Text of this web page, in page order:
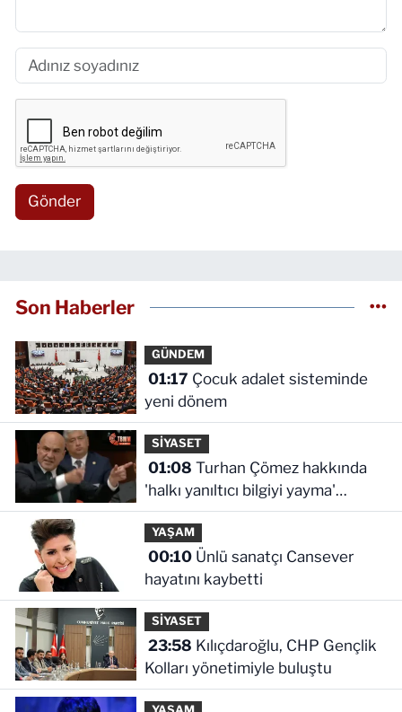
Gönder
Son Haberler
GÜNDEM
01:17
yeni dönem
SİYASET
01:08
'halkı yanıltıcı bilgiyi yayma'
soruşturması
YAŞAM
00:10Ünlü sanatçı Cansever
hayatını kaybetti
SİYASET
23:58
Kolları yönetimiyle buluştu